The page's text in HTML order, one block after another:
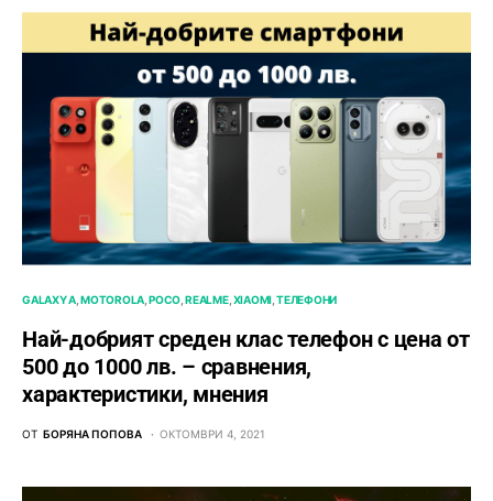
GALAXY A MOTOROLA POCO REALME XIAOMI ТЕЛЕФОНИ
Най-добрият среден клас телефон с цена от
500 до 1000 лв. – сравнения,
характеристики, мнения
ОТ БОРЯНА ПОПОВА ОКТОМВРИ 4, 2021